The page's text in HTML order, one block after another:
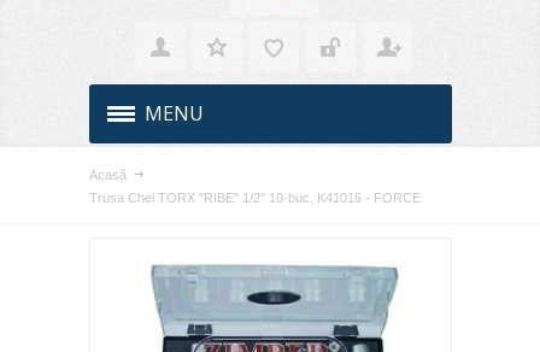
MENU
Acasă
Trusa Chei TORX "RIBE" 1/2" 10-buc, K41016 - FORCE